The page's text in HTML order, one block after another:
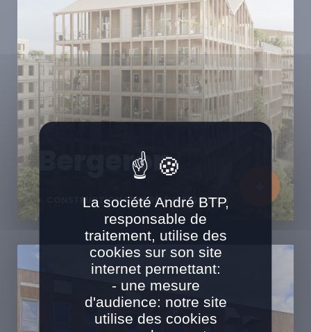
CONSTRUCTION ET SURÉLÉVATION BOIS
Bergeron
La société André BTP,
responsable de
traitement, utilise des
cookies sur son site
internet permettant:
- une mesure
d'audience: notre site
utilise des cookies